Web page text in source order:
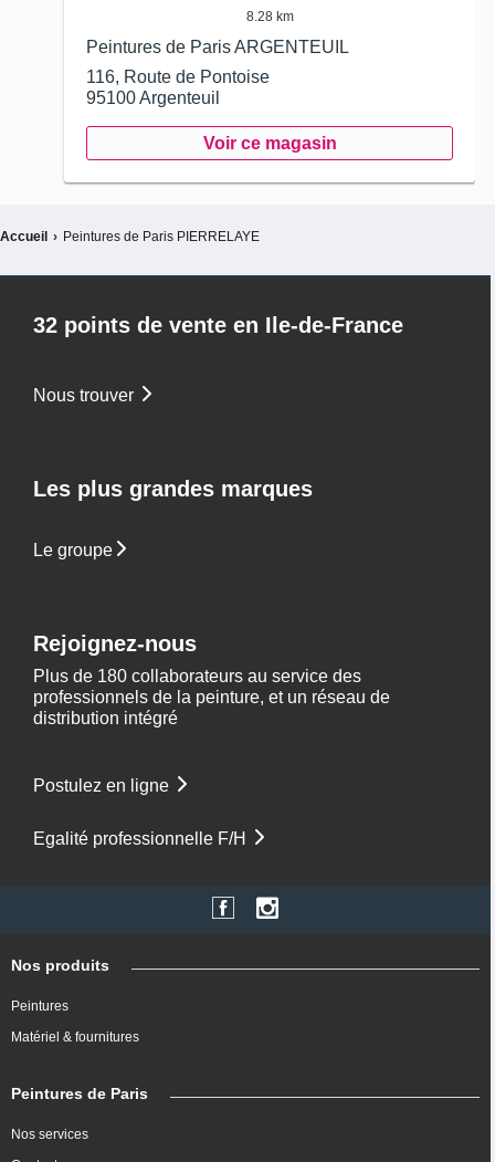
8.28 km
Peintures de Paris ARGENTEUIL
116, Route de Pontoise
95100Argenteuil
Voir ce magasin
Accueil › Peintures de Paris PIERRELAYE
32 points de vente en Ile-de-France
Nous trouver
Les plus grandes marques
Le groupe
Rejoignez-nous
Plus de 180 collaborateurs au service des
professionnels de la peinture, et un réseau de
distribution intégré
Postulez en ligne
Egalité professionnelle F/H
Nos produits
Peintures
Matériel & fournitures
Peintures de Paris
Nos services